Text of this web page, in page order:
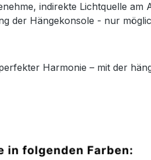
indirekte Lichtquelle
der Hängekonsole - nur
Harmonie – mit der